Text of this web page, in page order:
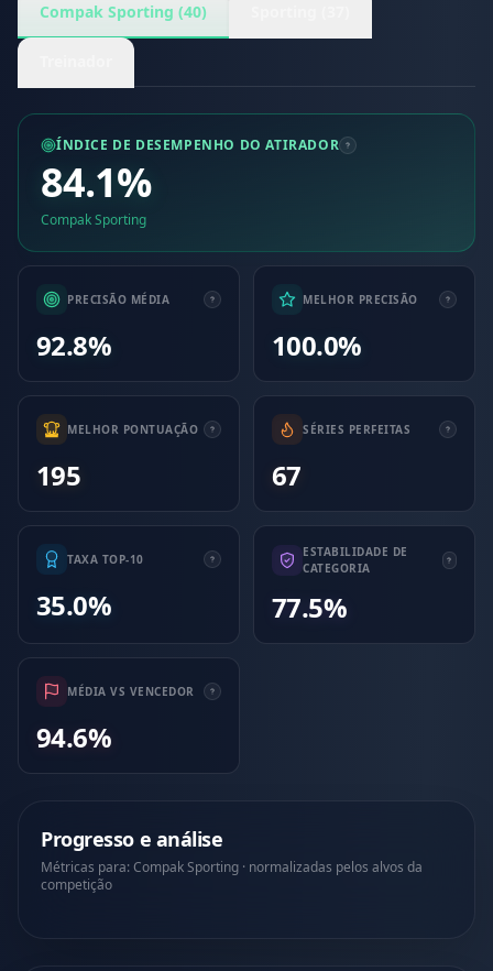
Compak Sporting (40)
ÍNDICE DE DESEMPENHO DO ATIRADOR
84.1%
Compak Sporting
PRECISÃO MÉDIA
92.8%
MELHOR PRECISÃO
100.0%
MELHOR PONTUAÇÃO
195
SÉRIES PERFEITAS
67
TAXA TOP-10
35.0%
ESTABILIDADE DE
CATEGORIA
77.5%
MÉDIA VS VENCEDOR
94.6%
Progresso e análise
Métricas para: Compak Sporting · normalizadas pelos alvos da
competição